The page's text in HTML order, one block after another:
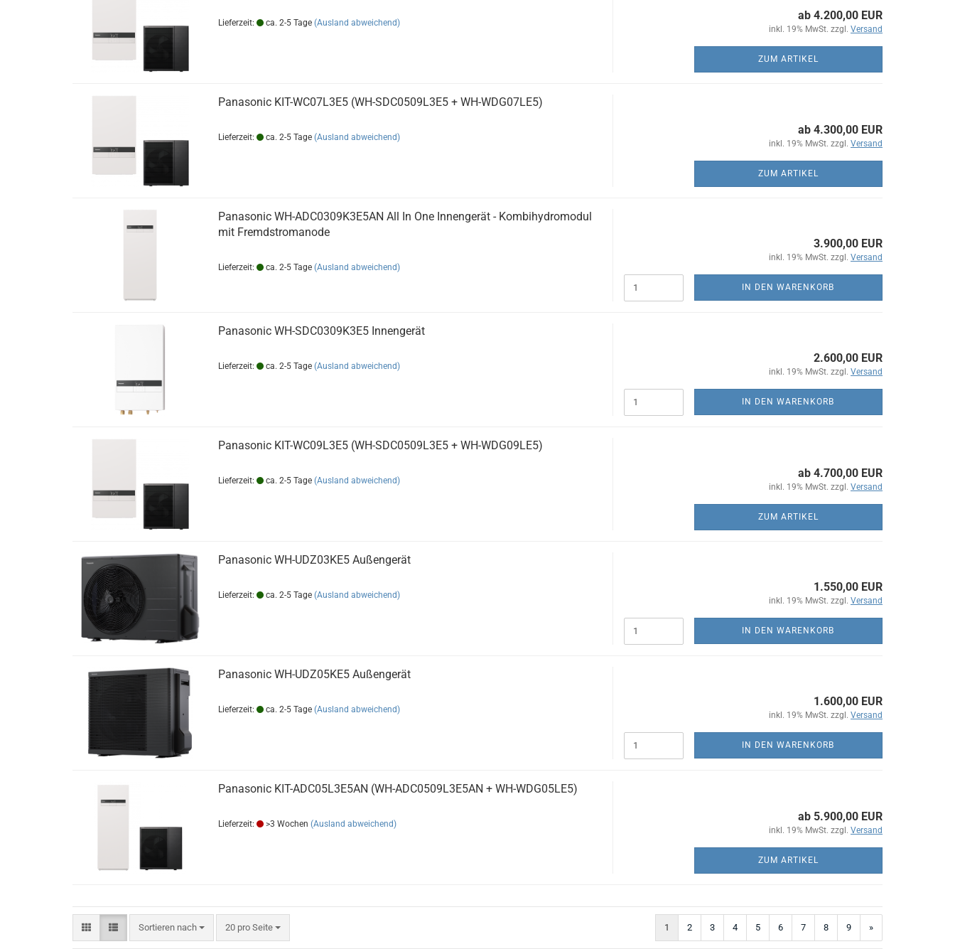
Lieferzeit: ca. 2-5 Tage (Ausland abweichend)
ab 4.200,00 EUR
inkl. 19% MwSt. zzgl. Versand
ZUM ARTIKEL
Panasonic KIT-WC07L3E5 (WH-SDC0509L3E5 + WH-WDG07LE5)
Lieferzeit: ca. 2-5 Tage (Ausland abweichend)
ab 4.300,00 EUR
inkl. 19% MwSt. zzgl. Versand
ZUM ARTIKEL
Panasonic WH-ADC0309K3E5AN All In One Innengerät - Kombihydromodul
mit Fremdstromanode
Lieferzeit: ca. 2-5 Tage (Ausland abweichend)
3.900,00 EUR
inkl. 19% MwSt. zzgl. Versand
IN DEN WARENKORB
Panasonic WH-SDC0309K3E5 Innengerät
Lieferzeit: ca. 2-5 Tage (Ausland abweichend)
2.600,00 EUR
inkl. 19% MwSt. zzgl. Versand
IN DEN WARENKORB
Panasonic KIT-WC09L3E5 (WH-SDC0509L3E5 + WH-WDG09LE5)
Lieferzeit: ca. 2-5 Tage (Ausland abweichend)
ab 4.700,00 EUR
inkl. 19% MwSt. zzgl. Versand
ZUM ARTIKEL
Panasonic WH-UDZ03KE5 Außengerät
Lieferzeit: ca. 2-5 Tage (Ausland abweichend)
1.550,00 EUR
inkl. 19% MwSt. zzgl. Versand
IN DEN WARENKORB
Panasonic WH-UDZ05KE5 Außengerät
Lieferzeit: ca. 2-5 Tage (Ausland abweichend)
1.600,00 EUR
inkl. 19% MwSt. zzgl. Versand
IN DEN WARENKORB
Panasonic KIT-ADC05L3E5AN (WH-ADC0509L3E5AN + WH-WDG05LE5)
Lieferzeit: >3 Wochen (Ausland abweichend)
ab 5.900,00 EUR
inkl. 19% MwSt. zzgl. Versand
ZUM ARTIKEL
Sortieren nach
Sortieren nach 20 pro Seite
pro Seite 1 2 3 4 5 6 7 8 9 »